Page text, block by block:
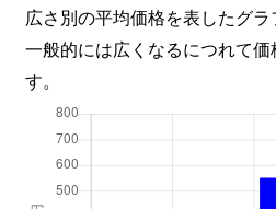
広さ別の平均価格を表したグラ
一般的には広くなるにつれて
す。